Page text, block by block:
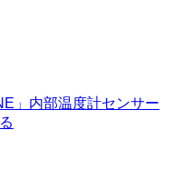
」内部温度計センサー